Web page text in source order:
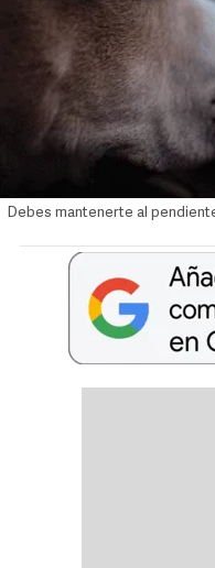
Debes mantenerte al